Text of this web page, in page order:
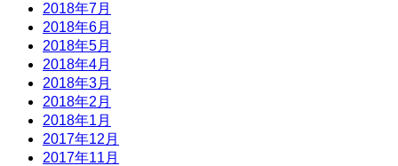
2018年7月
2018年6月
2018年5月
2018年4月
2018年3月
2018年2月
2018年1月
2017年12月
2017年11月